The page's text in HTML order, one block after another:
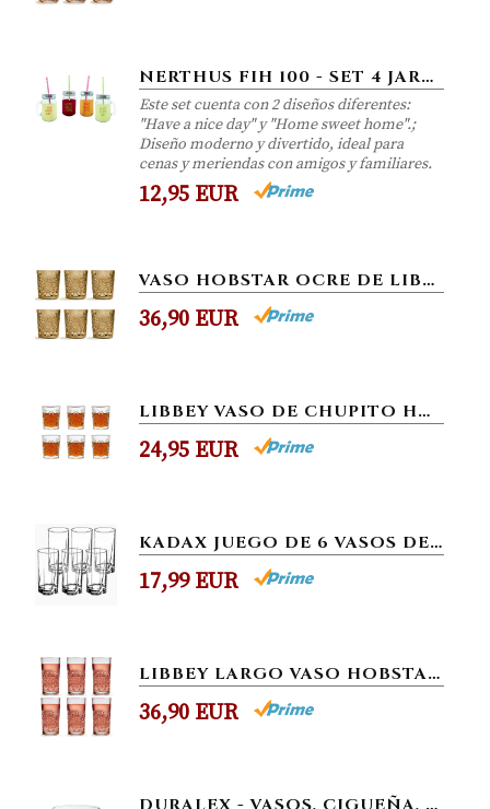
NERTHUS FIH 100 - SET 4 JARRITAS DE LIMONADA, PAQUETE DE 4 VASOS CON TAPA, MANIJA Y PAJA PAJITA VASOS DE VIDRIO VASO DE...
Este set cuenta con 2 diseños diferentes:
"Have a nice day" y "Home sweet home".;
Diseño moderno y divertido, ideal para
cenas y meriendas con amigos y familiares.
12,95 EUR
VASO HOBSTAR OCRE DE LIBBEY / – 355 ML/35,5 CL - 6 UNIDADES – DISEÑO VINTAGE – APTO PARA EL LAVAVAJILLAS
36,90 EUR
LIBBEY VASO DE CHUPITO HOBSTAR – 60 ML/6 CL – 6 UNIDADES – DISEÑO VINTAGE – APTO PARA LAVAVAJILLAS
24,95 EUR
KADAX JUEGO DE 6 VASOS DE CRISTAL, VASOS DE AGUA, COPAS DE ZUMO, VASOS PARA SERVIR AGUA, BEBIDA, ZUMO, CÓCTELES, CASA,...
17,99 EUR
LIBBEY LARGO VASO HOBSTAR - 355 ML / 35,5 CL - 6 UNIDADES - DISEÑO VINTAGE - APTO PARA LAVAVAJILLAS.
36,90 EUR